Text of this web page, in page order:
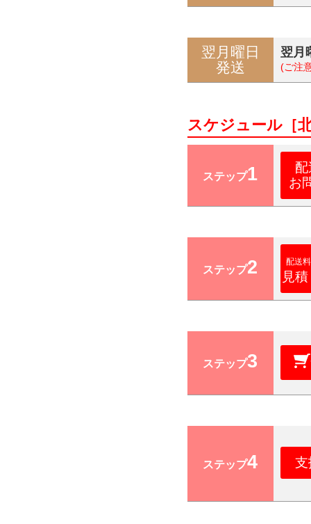
翌月曜日
発送
翌月
(ご注
スケジュール［
ステップ1
お
ステップ2 配送
見
ステップ3
ステップ4